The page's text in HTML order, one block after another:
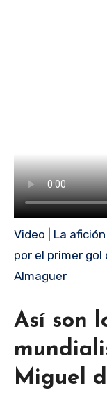
Video | La
por el primer gol
Almaguer
Así son
Miguel